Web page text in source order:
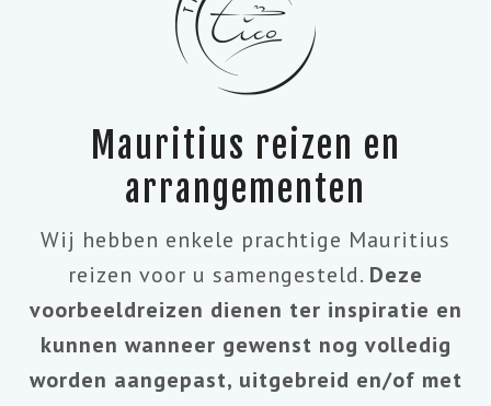
Mauritius reizen en
arrangementen
Wij hebben enkele prachtige Mauritius
reizen voor u samengesteld. Deze
voorbeeldreizen dienen ter inspiratie en
kunnen wanneer gewenst nog volledig
worden aangepast, uitgebreid en/of met